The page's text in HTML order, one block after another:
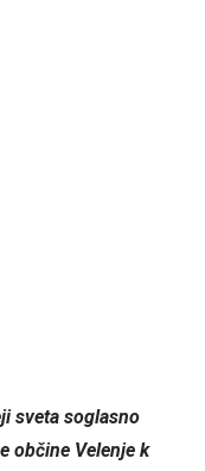
sveta soglasno
občine Velenje k